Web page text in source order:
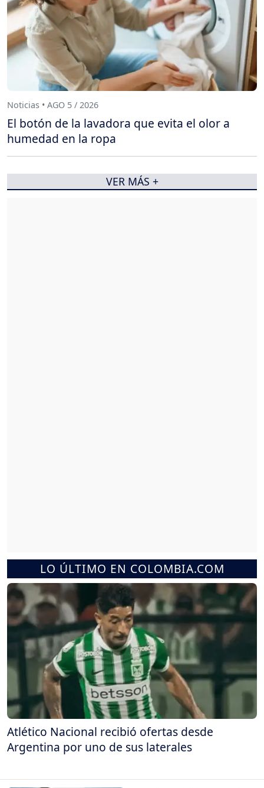
LO ÚLTIMO EN COLOMBIA.COM
Atlético Nacional recibió ofertas desde
Argentina por uno de sus laterales
Noticias • AGO 5 / 2026
El botón de la lavadora que evita el olor a
humedad en la ropa
VER MÁS +